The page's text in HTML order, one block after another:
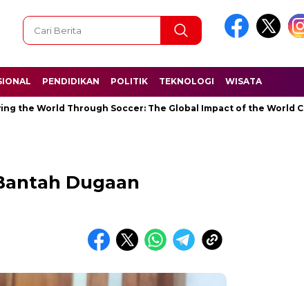
PENDIDIKAN POLITIK TEKNOLOGI WISATA
Through Soccer: The Global Impact of the World Cup
Dugaan